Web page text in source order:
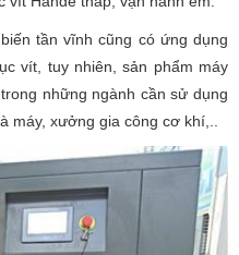
tần vĩnh cũng có ứng dụng
vít, tuy nhiên, sản phẩm máy
những ngành cần sử dụng
máy, xưởng gia công cơ khí,..